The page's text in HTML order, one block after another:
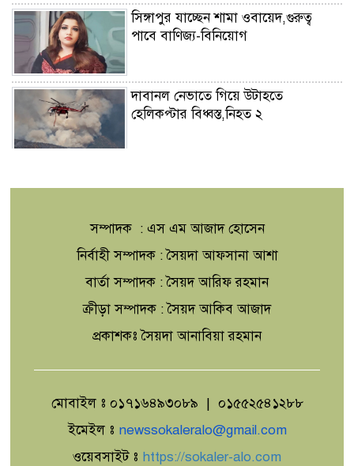
সিঙ্গাপুর যাচ্ছেন শামা ওবায়েদ,গুরুত্ব
পাবে বাণিজ্য-বিনিয়োগ
দাবানল নেভাতে গিয়ে উটাহতে
হেলিকপ্টার বিধ্বস্ত,নিহত ২
স্থানীয়দের নতুন প্রত্যাশা
মালয়েশিয়া সিরিজে বাংলাদেশ অনূর্ধ্ব-২৩
বাইডেনের ক্যান্সার আরও
ছড়িয়েছে,জানালেন ছেলে হান্টার
অবসরপ্রাপ্তদের বন্ধন আরও দৃঢ় করার
প্রত্যয়ে সিএবির নিরাপত্তা শাখার
সম্পাদক : এস এম আজাদ হোসেন
নির্বাহী সম্পাদক : সৈয়দা আফসানা আশা
বার্তা সম্পাদক : সৈয়দ আরিফ রহমান
ক্রীড়া সম্পাদক : সৈয়দ আকিব আজাদ
প্রকাশকঃ সৈয়দা আনাবিয়া রহমান
মোবাইল ঃ ০১৭১৬৪৯৩০৮৯ | ০১৫৫২৫৪১২৮৮
ইমেইল ঃ newssokaleralo@gmail.com
ওয়েবসাইট ঃ https://sokaler-alo.com